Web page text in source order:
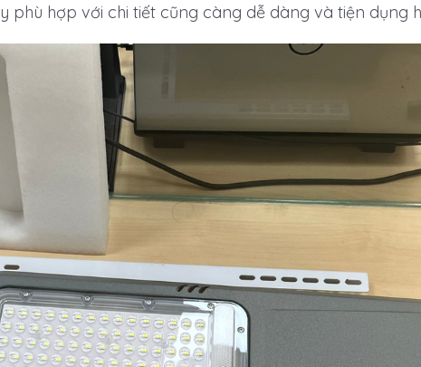
phù hợp với chi tiết cũng càng dễ dàng và tiện dụng